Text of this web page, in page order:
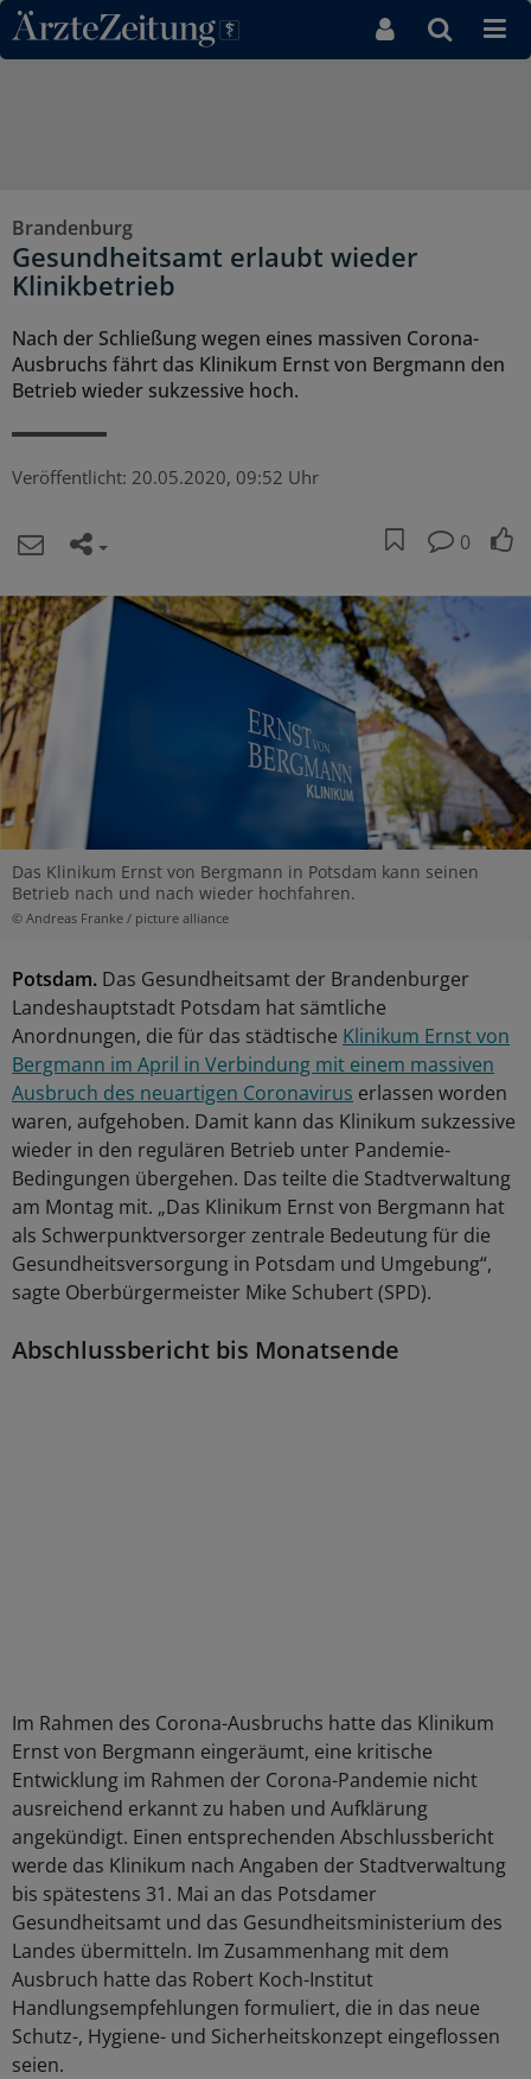
Direkt zum Inhaltsbereich
Brandenburg
Gesundheitsamt erlaubt wieder
Klinikbetrieb
Nach der Schließung wegen eines massiven Corona-
Ausbruchs fährt das Klinikum Ernst von Bergmann den
Betrieb wieder sukzessive hoch.
Veröffentlicht: 20.05.2020, 09:52 Uhr
0
Das Klinikum Ernst von Bergmann in Potsdam kann seinen
Betrieb nach und nach wieder hochfahren.
© Andreas Franke / picture alliance
Potsdam. Das Gesundheitsamt der Brandenburger
Landeshauptstadt Potsdam hat sämtliche
Anordnungen, die für das städtische Klinikum Ernst von
Bergmann im April in Verbindung mit einem massiven
Ausbruch des neuartigen Coronavirus erlassen worden
waren, aufgehoben. Damit kann das Klinikum sukzessive
wieder in den regulären Betrieb unter Pandemie-
Bedingungen übergehen. Das teilte die Stadtverwaltung
am Montag mit. „Das Klinikum Ernst von Bergmann hat
als Schwerpunktversorger zentrale Bedeutung für die
Gesundheitsversorgung in Potsdam und Umgebung“,
sagte Oberbürgermeister Mike Schubert (SPD).
Abschlussbericht bis Monatsende
Im Rahmen des Corona-Ausbruchs hatte das Klinikum
Ernst von Bergmann eingeräumt, eine kritische
Entwicklung im Rahmen der Corona-Pandemie nicht
ausreichend erkannt zu haben und Aufklärung
angekündigt. Einen entsprechenden Abschlussbericht
werde das Klinikum nach Angaben der Stadtverwaltung
bis spätestens 31. Mai an das Potsdamer
Gesundheitsamt und das Gesundheitsministerium des
Landes übermitteln. Im Zusammenhang mit dem
Ausbruch hatte das Robert Koch-Institut
Handlungsempfehlungen formuliert, die in das neue
Schutz-, Hygiene- und Sicherheitskonzept eingeflossen
seien.